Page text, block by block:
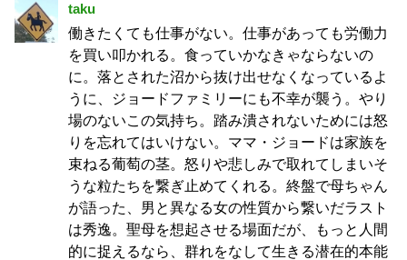
taku
働きたくても仕事がない。仕事があっても労働力
を買い叩かれる。食っていかなきゃならないの
に。落とされた沼から抜け出せなくなっているよ
うに、ジョードファミリーにも不幸が襲う。やり
場のないこの気持ち。踏み潰されないためには怒
りを忘れてはいけない。ママ・ジョードは家族を
束ねる葡萄の茎。怒りや悲しみで取れてしまいそ
うな粒たちを繋ぎ止めてくれる。終盤で母ちゃん
が語った、男と異なる女の性質から繋いだラスト
は秀逸。聖母を想起させる場面だが、もっと人間
的に捉えるなら、群れをなして生きる潜在的本能